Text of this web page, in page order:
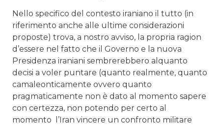
Nello specifico del contesto iraniano il tutto (in
riferimento anche alle ultime considerazioni
proposte) trova, a nostro avviso, la propria ragion
d’essere nel fatto che il Governo e la nuova
Presidenza iraniani sembrerebbero alquanto
decisi a voler puntare (quanto realmente, quanto
camaleonticamente ovvero quanto
pragmaticamente non è dato al momento sapere
con certezza, non potendo per certo al
momento l’Iran vincere un confronto militare